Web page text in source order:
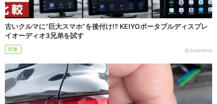
古いクルマに“巨大スマホ”を後付け!? KEIYOポータブルディスプレ
イオーディオ3兄弟を試す
特集 2026/08/04